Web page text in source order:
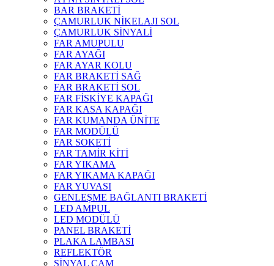
BAR BRAKETİ
ÇAMURLUK NİKELAJI SOL
ÇAMURLUK SİNYALİ
FAR AMUPULU
FAR AYAĞI
FAR AYAR KOLU
FAR BRAKETİ SAĞ
FAR BRAKETİ SOL
FAR FİSKİYE KAPAĞI
FAR KASA KAPAĞI
FAR KUMANDA ÜNİTE
FAR MODÜLÜ
FAR SOKETİ
FAR TAMİR KİTİ
FAR YIKAMA
FAR YIKAMA KAPAĞI
FAR YUVASI
GENLEŞME BAĞLANTI BRAKETİ
LED AMPUL
LED MODÜLÜ
PANEL BRAKETİ
PLAKA LAMBASI
REFLEKTÖR
SİNYAL CAM